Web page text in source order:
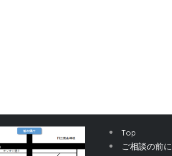
Top
ご相談の前に